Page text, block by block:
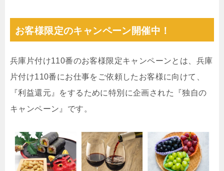
お客様限定のキャンペーン開催中！
兵庫片付け110番のお客様限定キャンペーンとは、兵庫
片付け110番にお仕事をご依頼したお客様に向けて、
『利益還元』をするために特別に企画された『独自の
キャンペーン』です。